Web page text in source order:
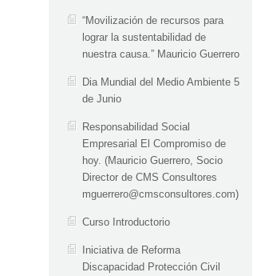
“Movilización de recursos para
lograr la sustentabilidad de
nuestra causa.” Mauricio Guerrero
Dia Mundial del Medio Ambiente 5
de Junio
Responsabilidad Social
Empresarial El Compromiso de
hoy. (Mauricio Guerrero, Socio
Director de CMS Consultores
mguerrero@cmsconsultores.com)
Curso Introductorio
Iniciativa de Reforma
Discapacidad Protección Civil